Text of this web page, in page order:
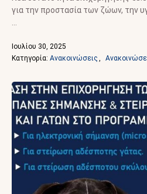
για την προστασία των ζώων, την
Ιουλίου 30, 2025
Κατηγορία: Ανακοινώσεις ,